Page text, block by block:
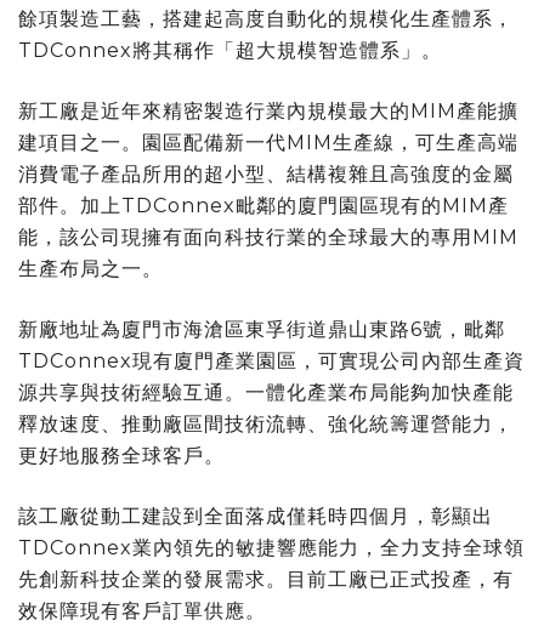
餘項製造工藝，搭建起高度自動化的規模化生產體系，
TDConnex將其稱作「超大規模智造體系」。
新工廠是近年來精密製造行業內規模最大的MIM產能擴
建項目之一。園區配備新一代MIM生產線，可生產高端
消費電子產品所用的超小型、結構複雜且高強度的金屬
部件。加上TDConnex毗鄰的廈門園區現有的MIM產
能，該公司現擁有面向科技行業的全球最大的專用MIM
生產布局之一。
新廠地址為廈門市海滄區東孚街道鼎山東路6號，毗鄰
TDConnex現有廈門產業園區，可實現公司內部生產資
源共享與技術經驗互通。一體化產業布局能夠加快產能
釋放速度、推動廠區間技術流轉、強化統籌運營能力，
更好地服務全球客戶。
該工廠從動工建設到全面落成僅耗時四個月，彰顯出
TDConnex業內領先的敏捷響應能力，全力支持全球領
先創新科技企業的發展需求。目前工廠已正式投產，有
效保障現有客戶訂單供應。